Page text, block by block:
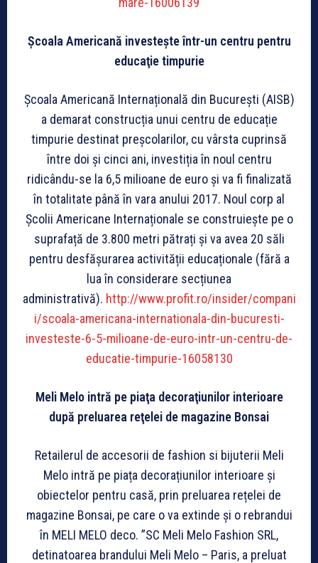
Şcoala Americană investeşte într-un centru pentru
educaţie timpurie
Școala Americană Internațională din București (AISB)
a demarat construcția unui centru de educație
timpurie destinat preșcolarilor, cu vârsta cuprinsă
între doi și cinci ani, investiția în noul centru
ridicându-se la 6,5 milioane de euro și va fi finalizată
în totalitate până în vara anului 2017. Noul corp al
Școlii Americane Internaționale se construiește pe o
suprafață de 3.800 metri pătrați și va avea 20 săli
pentru desfășurarea activității educaționale (fără a
lua în considerare secțiunea
administrativă). http://www.profit.ro/insider/compani
i/scoala-americana-internationala-din-bucuresti-
investeste-6-5-milioane-de-euro-intr-un-centru-de-
educatie-timpurie-16058130
Meli Melo intră pe piaţa decoraţiunilor interioare
după preluarea reţelei de magazine Bonsai
Retailerul de accesorii de fashion si bijuterii Meli
Melo intră pe piața decorațiunilor interioare și
obiectelor pentru casă, prin preluarea rețelei de
magazine Bonsai, pe care o va extinde și o rebrandui
în MELI MELO deco. ”SC Meli Melo Fashion SRL,
detinatoarea brandului Meli Melo – Paris, a preluat